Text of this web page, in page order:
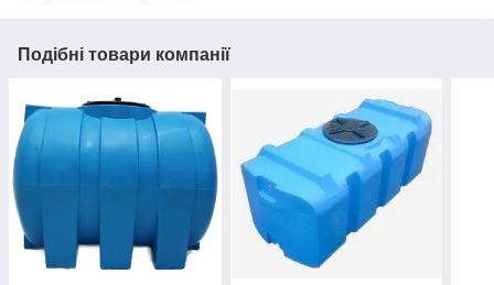
Подібні товари компанії